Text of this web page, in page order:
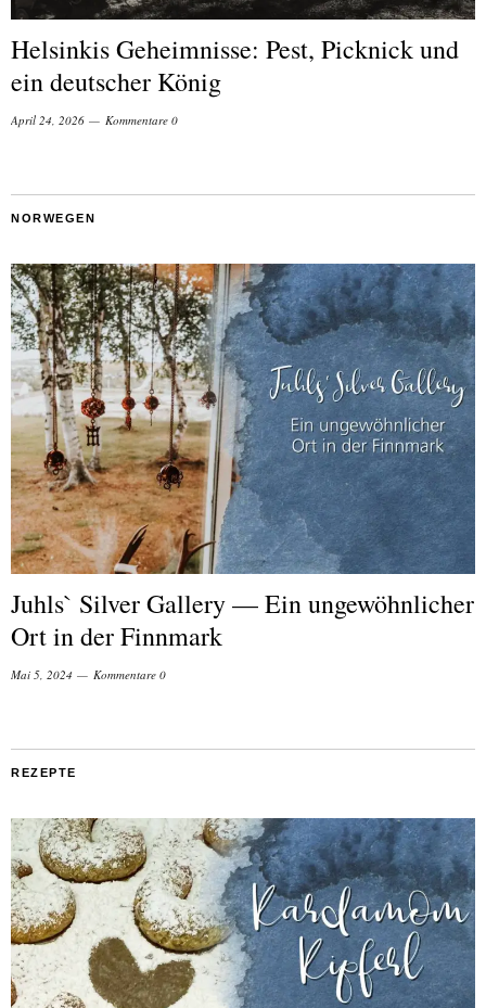
Helsinkis Geheimnisse: Pest, Picknick und
ein deutscher König
April 24, 2026 Kommentare 0
NORWEGEN
Juhls` Silver Gallery — Ein ungewöhnlicher
Ort in der Finnmark
Mai 5, 2024 Kommentare 0
REZEPTE